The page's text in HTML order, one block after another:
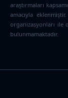
araştırmaları
amacıyla
organizasyonları ile
bulunmamaktadır.